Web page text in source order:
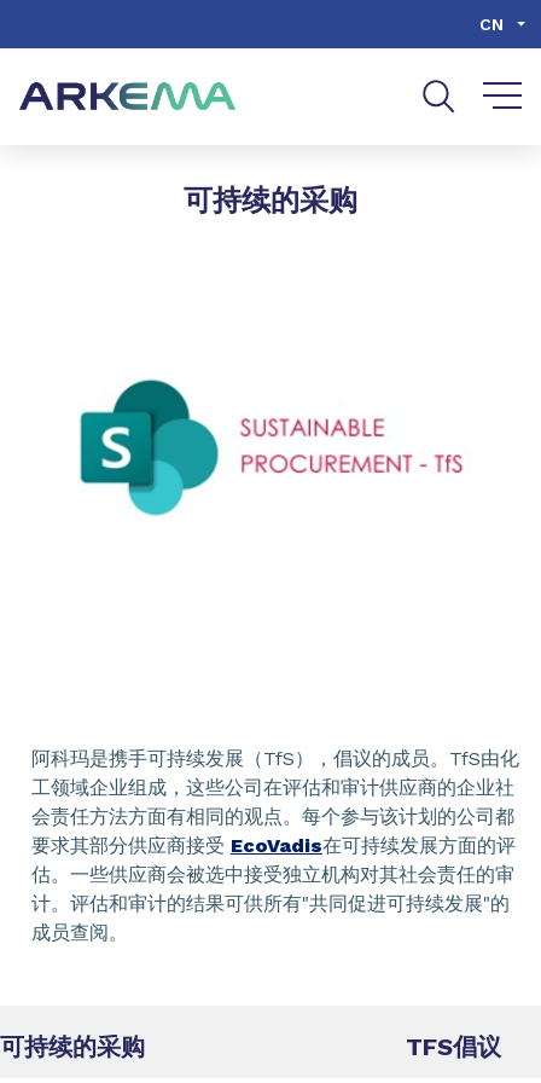
CN
可持续的采购
阿科玛是携手可持续发展（TfS），倡议的成员。TfS由化
工领域企业组成，这些公司在评估和审计供应商的企业社
会责任方法方面有相同的观点。每个参与该计划的公司都
要求其部分供应商接受 EcoVadis在可持续发展方面的评
估。一些供应商会被选中接受独立机构对其社会责任的审
计。评估和审计的结果可供所有"共同促进可持续发展"的
成员查阅。
可持续的采购 TFS倡议